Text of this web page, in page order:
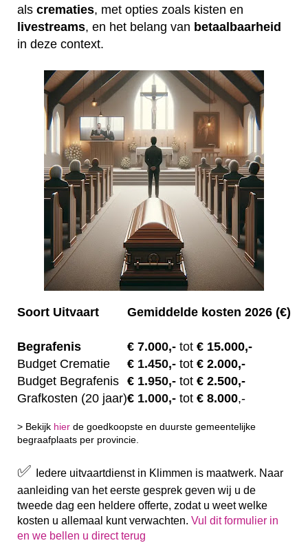
als crematies, met opties zoals kisten en
livestreams, en het belang van betaalbaarheid
in deze context.
Soort Uitvaart Gemiddelde kosten 2026 (€)
Begrafenis € 7.000,- tot € 15.000,-
Budget Crematie
€ 1.450,- tot € 2.000,-
Budget Begrafenis € 1.950,- tot € 2.500,-
Grafkosten (20 jaar)€ 1.000,- tot € 8.000,-
> Bekijk hier de goedkoopste en duurste gemeentelijke
begraafplaats per provincie.
✅
Iedere uitvaartdienst in Klimmen is maatwerk. Naar
aanleiding van het eerste gesprek geven wij u de
tweede dag een heldere offerte, zodat u weet welke
kosten u allemaal kunt verwachten. Vul dit formulier in
en we bellen u direct terug